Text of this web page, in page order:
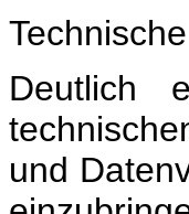
Deutlich
und